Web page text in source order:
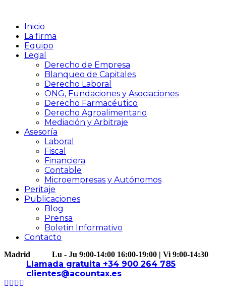
Inicio
La firma
Equipo
Legal
Derecho de Empresa
Blanqueo de Capitales
Derecho Laboral
ONG, Fundaciones y Asociaciones
Derecho Farmacéutico
Derecho Agroalimentario
Mediación y Arbitraje
Asesoría
Laboral
Fiscal
Financiera
Contable
Microempresas y Autónomos
Peritaje
Publicaciones
Blog
Prensa
Boletin Informativo
Contacto
Madrid Lu - Ju 9:00-14:00 16:00-19:00 | Vi 9:00-14:30
Llamada gratuita +34 900 264 785
clientes@acountax.es